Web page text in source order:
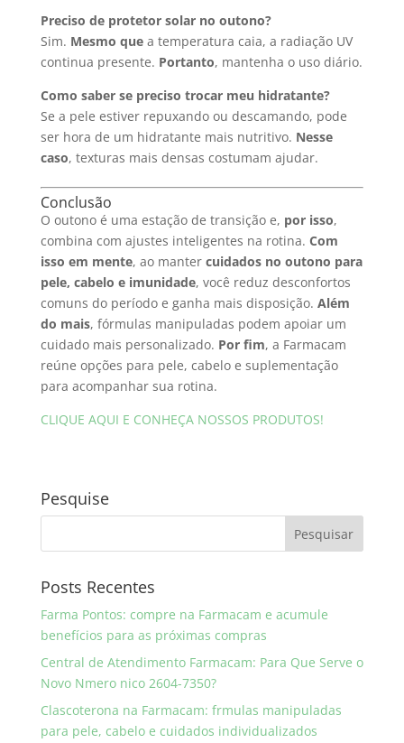
Preciso de protetor solar no outono?
Sim. Mesmo quea temperatura caia, a radiação UV
continua presente. Portanto, mantenha o uso diário.
Como saber se preciso trocar meu hidratante?
Se a pele estiver repuxando ou descamando, pode
ser hora de um hidratante mais nutritivo. Nesse
caso, texturas mais densas costumam ajudar.
Conclusão
O outono é uma estação de transição e, por isso,
combina com ajustes inteligentes na rotina. Com
isso em mente, ao manter cuidados no outono para
pele, cabelo e imunidade, você reduz desconfortos
comuns do período e ganha mais disposição. Além
do mais, fórmulas manipuladas podem apoiar um
cuidado mais personalizado. Por fim, a Farmacam
reúne opções para pele, cabelo e suplementação
para acompanhar sua rotina.
CLIQUE AQUI E CONHEÇA NOSSOS PRODUTOS!
Pesquise
Posts Recentes
Farma Pontos: compre na Farmacam e acumule
benefícios para as próximas compras
Central de Atendimento Farmacam: Para Que Serve o
Novo Nmero nico 2604-7350?
Clascoterona na Farmacam: frmulas manipuladas
para pele, cabelo e cuidados individualizados